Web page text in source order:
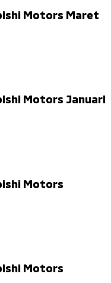
Motors Maret
Motors Januari
Motors
Motors